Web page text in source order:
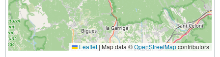
Leaflet | Map data ©OpenStreetMapcontributors